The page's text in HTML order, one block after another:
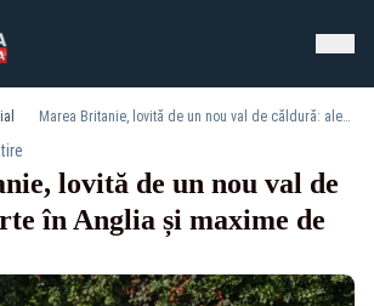
Marea Britanie, lovită de un nou val de căldură: alerte în Anglia și maxime de 36°C
lovită de un nou val de
în Anglia și maxime de